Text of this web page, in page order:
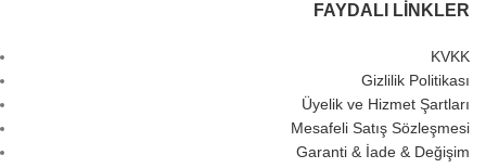
FAYDALI LINKLER
KVKK
Gizlilik Politikası
Üyelik ve Hizmet Şartları
Mesafeli Satış Sözleşmesi
Garanti & İade & Değişim